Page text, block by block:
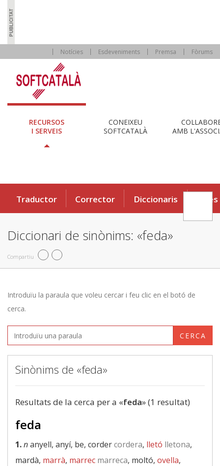
Notícies Esdeveniments Premsa Fòrums
RECURSOS
I SERVEIS
CONEIXEU
SOFTCATALÀ
AMB
Traductor Corrector Diccionaris Eines
Diccionari de sinònims: «feda»
Compartiu
Introduïu la paraula que voleu cercar i feu clic en el botó de
cerca.
CERCA
Sinònims de «feda»
Resultats de la cerca per a «feda» (1 resultat)
feda
1.nanyell, anyí, be, cordercordera, lletó lletona,
mardà, marrà, marrec marreca, moltó, ovella,